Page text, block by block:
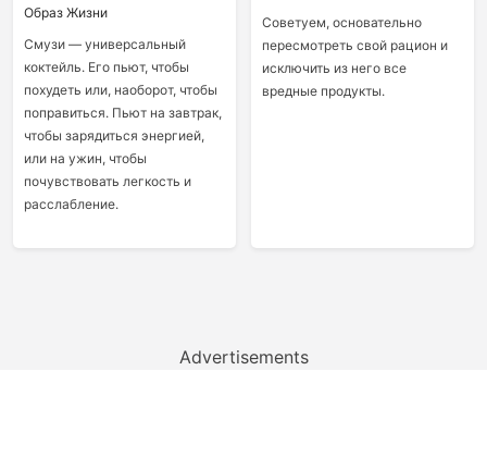
Образ Жизни
Смузи — универсальный
коктейль. Его пьют, чтобы
похудеть или, наоборот, чтобы
поправиться. Пьют на завтрак,
чтобы зарядиться энергией,
или на ужин, чтобы
почувствовать легкость и
расслабление.
Советуем, основательно
пересмотреть свой рацион и
исключить из него все
вредные продукты.
Advertisements